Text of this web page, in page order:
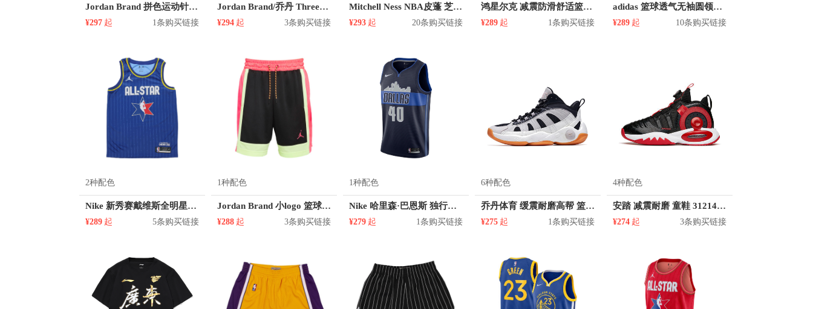
Jordan Brand 拼色运动针织夹克 887441
¥297 起 1条购买链接
Jordan Brand/乔丹 Three-Quarter纯色印花logo七分训练紧身裤 814656
¥294 起 3条购买链接
Mitchell Ness NBA皮蓬 芝加哥公牛队复古刺绣网眼 33号球衣
¥293 起 20条购买链接
鸿星尔克 减震防滑舒适篮球鞋 11120304412
¥289 起 1条购买链接
adidas 篮球透气无袖圆领背心 DZ0607
¥289 起 10条购买链接
2种配色
Nike 新秀赛戴维斯全明星球衣无袖字母印花圆领篮球服 CJ1062
¥289 起 5条购买链接
1种配色
Jordan Brand 小logo 篮球运动短裤 CW7080
¥288 起 3条购买链接
1种配色
Nike 哈里森·巴恩斯 独行侠队 40号球衣
¥279 起 1条购买链接
6种配色
乔丹体育 缓震耐磨高帮 篮球鞋 AM32212006
¥275 起 1条购买链接
4种配色
安踏 减震耐磨 童鞋 312141104
¥274 起 3条购买链接